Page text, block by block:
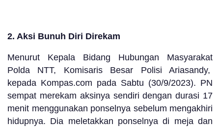
2. Aksi Bunuh Diri Direkam
Menurut Kepala Bidang Hubungan Masyarakat
Polda NTT, Komisaris Besar Polisi Ariasandy,
kepada Kompas.com pada Sabtu (30/9/2023). PN
sempat merekam aksinya sendiri dengan durasi 17
menit menggunakan ponselnya sebelum mengakhiri
hidupnya. Dia meletakkan ponselnya di meja dan